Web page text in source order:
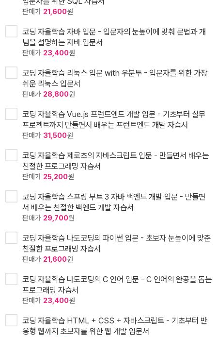
판매가 21,600원
코딩 자율학습 자바 입문 - 입문자의 눈높이에 맞춰 문법과 개
념을 설명하는 자바 입문서
판매가 23,400원
코딩 자율학습 리눅스 입문 with 우분투 - 입문자를 위한 가장
쉬운 리눅스 입문서
판매가 28,800원
코딩 자율학습 Vue.js 프런트엔드 개발 입문 - 기초부터 실무
프로젝트까지 만들면서 배우는 프런트엔드 개발 자습서
판매가 31,500원
코딩 자율학습 제로초의 자바스크립트 입문 - 만들면서 배우는
친절한 프로그래밍 자습서
판매가 25,200원
코딩 자율학습 스프링 부트 3 자바 백엔드 개발 입문 - 만들면
서 배우는 친절한 백엔드 개발 자습서
판매가 29,700원
코딩 자율학습 나도코딩의 파이썬 입문 - 초보자 눈높이에 맞춘
친절한 프로그래밍 자습서
판매가 21,600원
코딩 자율학습 나도코딩의 C 언어 입문 - C 언어의 완공을 돕는
프로그래밍 자습서
판매가 23,400원
코딩 자율학습 HTML + CSS + 자바스크립트 - 기초부터 반
응형 웹까지 초보자를 위한 웹 개발 입문서